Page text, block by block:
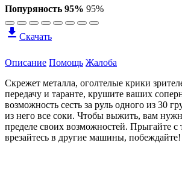
Попуряность 95% 95%
Скачать
Описание Помощь Жалоба
Скрежет металла, оголтелые крики
передачу и таранте, крушите ваших
возможность сесть за руль одного из 30
из него все соки. Чтобы выжить, вам
пределе своих возможностей. Прыгайте с
врезайтесь в другие машины, побеждайте!